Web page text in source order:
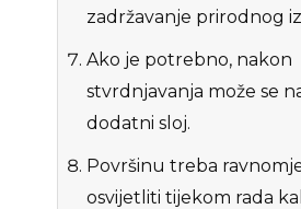
zadržavanje prirodnog
Ako je potrebno, nakon
stvrdnjavanja može se
dodatni sloj.
Površinu treba
osvijetliti tijekom rada